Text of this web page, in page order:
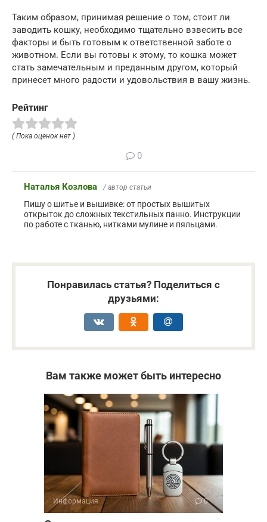
Таким образом, принимая решение о том, стоит ли
заводить кошку, необходимо тщательно взвесить все
факторы и быть готовым к ответственной заботе о
животном. Если вы готовы к этому, то кошка может
стать замечательным и преданным другом, который
принесет много радости и удовольствия в вашу жизнь.
Рейтинг
( Пока оценок нет )
0
Наталья Козлова / автор статьи
Пишу о шитье и вышивке: от простых вышитых
открыток до сложных текстильных панно. Инструкции
по работе с тканью, нитками мулине и пяльцами.
Понравилась статья? Поделиться с
друзьями:
Вам также может быть интересно
Информация 0